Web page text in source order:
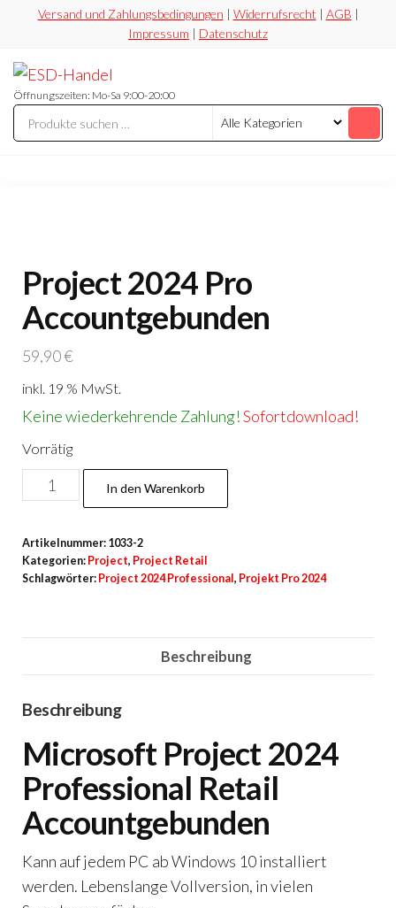
springen
Versand und Zahlungsbedingungen | Widerrufsrecht | AGB |
Impressum | Datenschutz
Handel
Preiswert
Öffnungszeiten: Mo-Sa 9:00-20:00
Project 2024 Pro
Accountgebunden
59,90€
inkl. 19 % MwSt.
Keine wiederkehrende Zahlung!Sofortdownload!
Vorrätig
Project
2024
Accountgebunden
Menge
In den Warenkorb
Artikelnummer: 1033-2
Kategorien: Project, Project Retail
Schlagwörter: Project 2024 Professional , Projekt Pro 2024
Beschreibung
Beschreibung
Microsoft Project 2024
Professional Retail
Accountgebunden
Kann auf jedem PC ab Windows 10 installiert
werden. Lebenslange Vollversion, in vielen